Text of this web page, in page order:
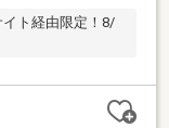
ト経由限定！8/